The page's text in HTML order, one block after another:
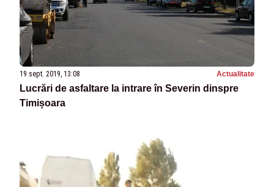
19 sept. 2019, 13:08 Actualitate
Lucrări de asfaltare la intrare în Severin dinspre
Timișoara